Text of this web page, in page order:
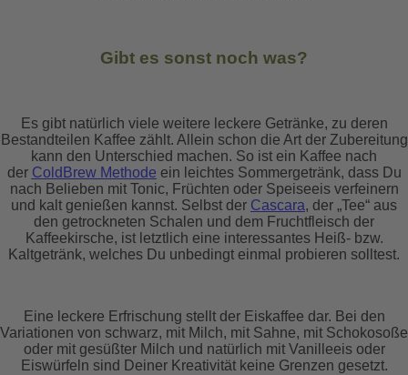
Gibt es sonst noch was?
Es gibt natürlich viele weitere leckere Getränke, zu deren
Bestandteilen Kaffee zählt. Allein schon die Art der Zubereitung
kann den Unterschied machen. So ist ein Kaffee nach
der ColdBrew Methode ein leichtes Sommergetränk, dass Du
nach Belieben mit Tonic, Früchten oder Speiseeis verfeinern
und kalt genießen kannst. Selbst der Cascara, der „Tee“ aus
den getrockneten Schalen und dem Fruchtfleisch der
Kaffeekirsche, ist letztlich eine interessantes Heiß- bzw.
Kaltgetränk, welches Du unbedingt einmal probieren solltest.
Eine leckere Erfrischung stellt der Eiskaffee dar. Bei den
Variationen von schwarz, mit Milch, mit Sahne, mit Schokosoße
oder mit gesüßter Milch und natürlich mit Vanilleeis oder
Eiswürfeln sind Deiner Kreativität keine Grenzen gesetzt.